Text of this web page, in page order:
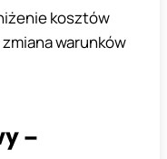
kosztów
warunków
–